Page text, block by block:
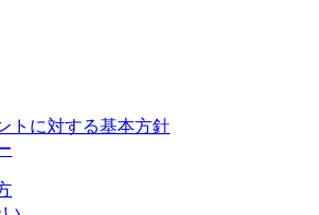
トに対する基本方針